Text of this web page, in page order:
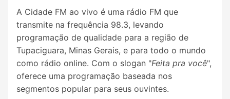
A Cidade FM ao vivo é uma rádio FM que
transmite na frequência 98.3, levando
programação de qualidade para a região de
Tupaciguara, Minas Gerais, e para todo o mundo
como rádio online. Com o slogan "Feita pra você",
oferece uma programação baseada nos
segmentos popular para seus ouvintes.